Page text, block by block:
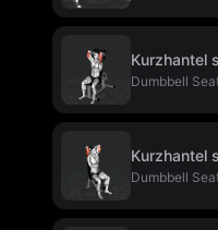
Kurzhantel
Dumbbell
Kurzhantel
Dumbbell